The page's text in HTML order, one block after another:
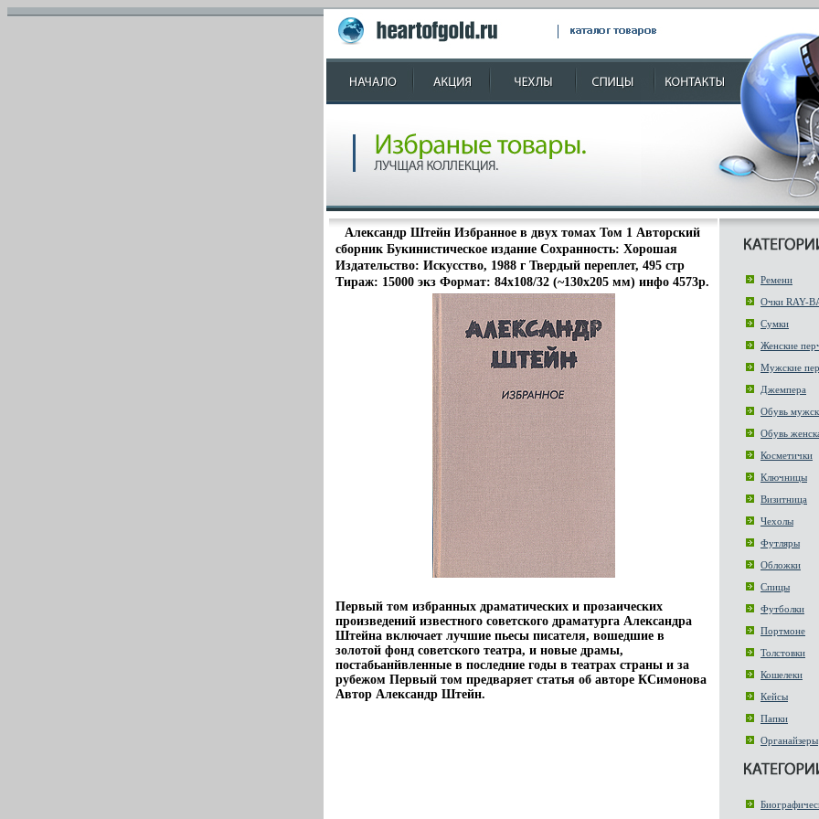
Александр Штейн Избранное в двух томах Том 1 Авторский
сборник Букинистическое издание Сохранность: Хорошая
Издательство: Искусство, 1988 г Твердый переплет, 495 стр
Тираж: 15000 экз Формат: 84x108/32 (~130х205 мм) инфо 4573p.
Первый том избранных драматических и прозаических
произведений известного советского драматурга Александра
Штейна включает лучшие пьесы писателя, вошедшие в
золотой фонд советского театра, и новые драмы,
постабьанйвленные в последние годы в театрах страны и за
рубежом Первый том предваряет статья об авторе КСимонова
Автор Александр Штейн.
Ремени
Очки RAY-
Сумки
Женские
Мужские
Джемпера
Обувь
Обувь
Косметички
Ключницы
Визитница
Чехолы
Футляры
Обложки
Спицы
Футболки
Портмоне
Толстовки
Кошелеки
Кейсы
Папки
Органайзеры